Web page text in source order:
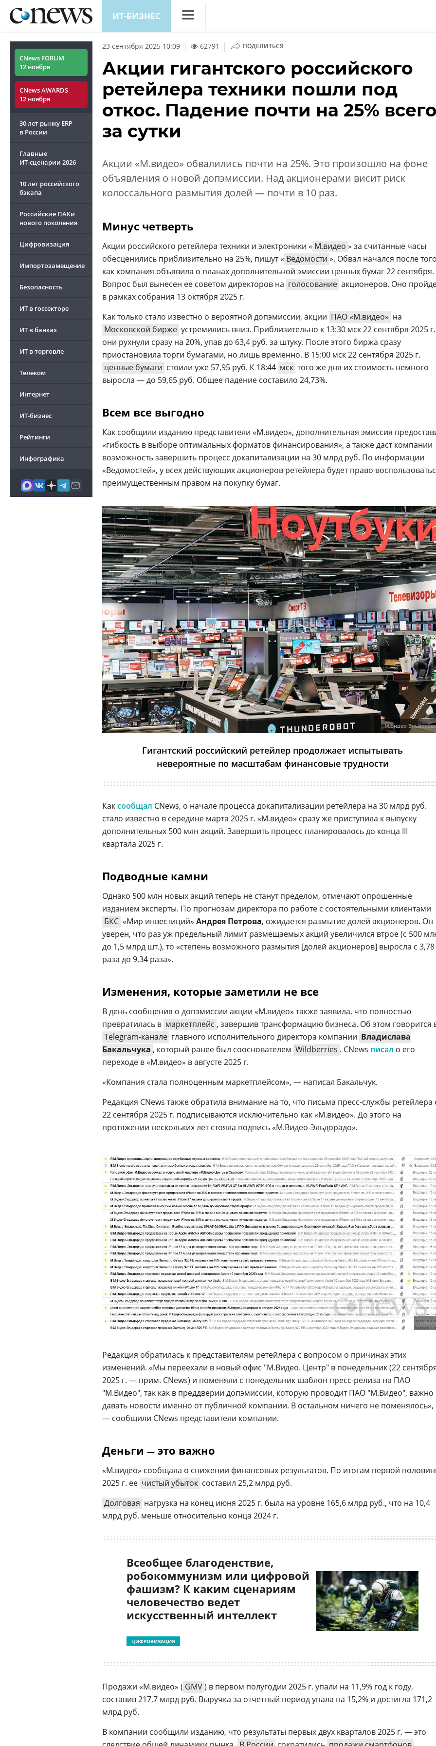
ИТ-БИЗНЕС
Конференции
Маркет
Техника
ТВ
CNews FORUM
12 ноября
CNews AWARDS
12 ноября
30 лет рынку ERP
в России
Главные
ИТ-сценарии 2026
10 лет российского
бэкапа
Российские ПАКи
нового поколения
Цифровизация
Импортозамещение
Безопасность
ИТ в госсекторе
ИТ в банках
ИТ в торговле
Телеком
Интернет
ИТ-бизнес
Рейтинги
Инфографика
23 сентября 2025 10:09 62791 | ПОДЕЛИТЬСЯ
Акции гигантского российского
ретейлера техники пошли под
откос. Падение почти на 25%
за сутки
Акции «М.видео» обвалились почти на 25%. Это произошло на фоне
объявления о новой допэмиссии. Над акционерами висит риск
колоссального размытия долей — почти в 10 раз.
Минус четверть
Акции российского ретейлера техники и электроники « М.видео » за считанные часы
обесценились приблизительно на 25%, пишут « Ведомости ». Обвал начался после
как компания объявила о планах дополнительной эмиссии ценных бумаг 22 сентября.
Вопрос был вынесен ее советом директоров на голосование акционеров. Оно
в рамках собрания 13 октября 2025 г.
Как только стало известно о вероятной допэмиссии, акции ПАО «М.видео» на
Московской бирже устремились вниз. Приблизительно к 13:30 мск 22 сентября 2025 г.
они рухнули сразу на 20%, упав до 63,4 руб. за штуку. После этого биржа сразу
приостановила торги бумагами, но лишь временно. В 15:00 мск 22 сентября 2025 г.
ценные бумаги стоили уже 57,95 руб. К 18:44 мск того же дня их стоимость немного
выросла — до 59,65 руб. Общее падение составило 24,73%.
Всем все выгодно
Как сообщили изданию представители «М.видео», дополнительная эмиссия
«гибкость в выборе оптимальных форматов финансирования», а также даст компании
возможность завершить процесс докапитализации на 30 млрд руб. По информации
«Ведомостей», у всех действующих акционеров ретейлера будет право
преимущественным правом на покупку бумаг.
М.Видео-
Гигантский российский ретейлер продолжает испытывать
невероятные по масштабам финансовые трудности
Каксообщал CNews, о начале процесса докапитализации ретейлера на 30 млрд руб.
стало известно в середине марта 2025 г. «М.видео» сразу же приступила к выпуску
дополнительных 500 млн акций. Завершить процесс планировалось до конца III
квартала 2025 г.
Подводные камни
Однако 500 млн новых акций теперь не станут пределом, отмечают опрошенные
изданием эксперты. По прогнозам директора по работе с состоятельными клиентами
БКС «Мир инвестиций» Андрея Петрова, ожидается размытие долей акционеров. Он
уверен, что раз уж предельный лимит размещаемых акций увеличился втрое (с 500
до 1,5 млрд шт.), то «степень возможного размытия [долей акционеров] выросла с 3,78
раза до 9,34 раза».
Изменения, которые заметили не все
В день сообщения о допэмиссии акции «М.видео» также заявила, что полностью
превратилась в маркетплейс , завершив трансформацию бизнеса. Об этом говорится
Telegram-канале главного исполнительного директора компании Владислава
Бакальчука , который ранее был сооснователем Wildberries . CNews писал о его
переходе в «М.видео» в августе 2025 г.
«Компания стала полноценным маркетплейсом», — написал Бакальчук.
Редакция CNews также обратила внимание на то, что письма пресс-службы ретейлера
22 сентября 2025 г. подписываются исключительно как «М.видео». До этого на
протяжении нескольких лет стояла подпись «М.Видео-Эльдорадо».
Редакция обратилась к представителям ретейлера с вопросом о причинах этих
изменений. «Мы переехали в новый офис "М.Видео. Центр" в понедельник (22
2025 г. — прим. CNews) и поменяли с понедельник шаблон пресс-релиза на ПАО
"М.Видео", так как в преддверии допэмиссии, которую проводит ПАО "М.Видео", важно
давать новости именно от публичной компании. В остальном ничего не поменялось»,
— сообщили CNews представители компании.
Деньги — это важно
«М.видео» сообщала о снижении финансовых результатов. По итогам первой
2025 г. ее чистый убыток составил 25,2 млрд руб.
Долговая нагрузка на конец июня 2025 г. была на уровне 165,6 млрд руб., что на 10,4
млрд руб. меньше относительно конца 2024 г.
Всеобщее благоденствие,
робокоммунизм или цифровой
фашизм? К каким сценариям
человечество ведет
искусственный интеллект
ЦИФРОВИЗАЦИЯ
Продажи «М.видео» ( GMV) в первом полугодии 2025 г. упали на 11,9% год к году,
составив 217,7 млрд руб. Выручка за отчетный период упала на 15,2% и достигла 171,2
млрд руб.
В компании сообщили изданию, что результаты первых двух кварталов 2025 г. — это